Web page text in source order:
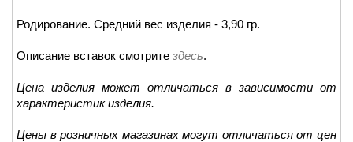
Родирование. Средний вес изделия - 3,90 гр.
Описание вставок смотрите здесь.
Цена изделия может отличаться в зависимости от
характеристик изделия.
Цены в розничных магазинах могут отличаться от цен